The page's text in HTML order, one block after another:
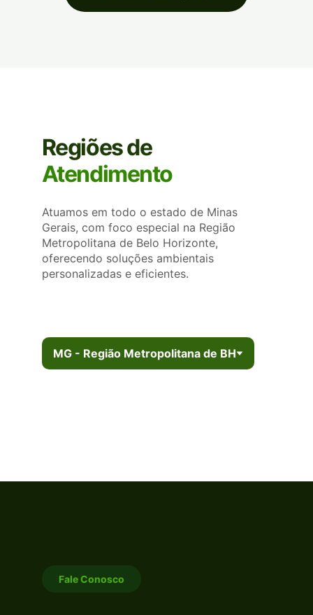
Regiões de
Atendimento
Atuamos em todo o estado de Minas
Gerais, com foco especial na Região
Metropolitana de Belo Horizonte,
oferecendo soluções ambientais
personalizadas e eficientes.
MG - Região Metropolitana de BH
Fale Conosco